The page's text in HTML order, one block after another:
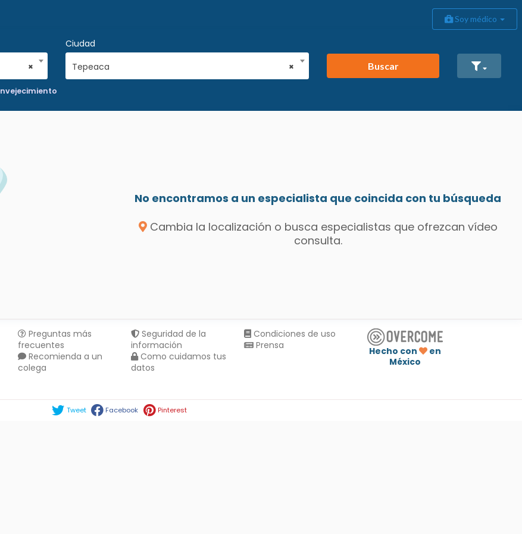
Soy médico
×
Ciudad
×
Tepeaca Buscar
No encontramos a un especialista que coincida con tu búsqueda
Cambia la localización o busca especialistas que ofrezcan vídeo
consulta.
Preguntas más
frecuentes
Recomienda a un
colega
Seguridad de la
información
Como cuidamos tus
datos
Condiciones de uso
Prensa
Hecho con
en
México
Tweet Facebook Pinterest